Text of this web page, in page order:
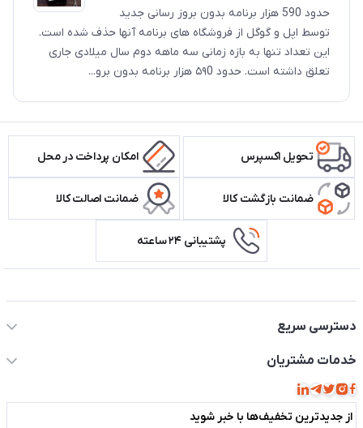
حدود 590 هزار برنامه بدون بروز رسانی جدید
توسط اپل و گوگل از فروشگاه های برنامه آنها حذف شده است.
این تعداد تنها به بازه زمانی سه ماهه دوم سال میلادی جاری
تعلق داشته است. حدود ۵۹0 هزار برنامه بدون برو...
تحویل اکسپرس امکان پرداخت در محل
ضمانت بازگشت کالا ضمانت اصالت کالا
پشتیبانی ۲۴ ساعته
دسترسی سریع
حساب کاربری
مجله فروشگاه
لیست محصولات
خدمات مشتریان
قوانین و مقررات
حریم خصوصی
از جدید‌ترین تخفیف‌ها با‌ خبر شوید